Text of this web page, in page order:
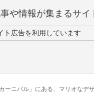
や情報が集まるサイ
ト広告を利用しています
ーニバル」にある、マリオなデザインの